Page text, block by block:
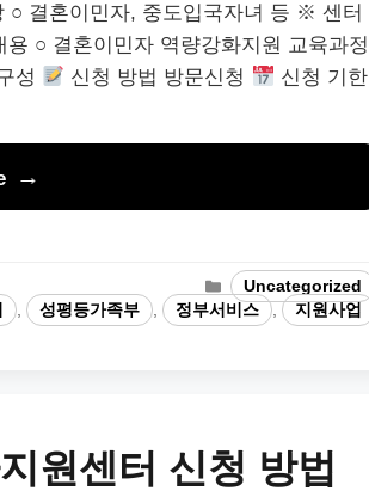
○ 결혼이민자, 중도입국자녀 등 ※ 센터
용 ○ 결혼이민자 역량강화지원 교육과정
성
신청 방법 방문신청
신청 기한
Categories
Uncategorized
, 성평등가족부 , 정부서비스 , 지원사업
원센터 신청 방법